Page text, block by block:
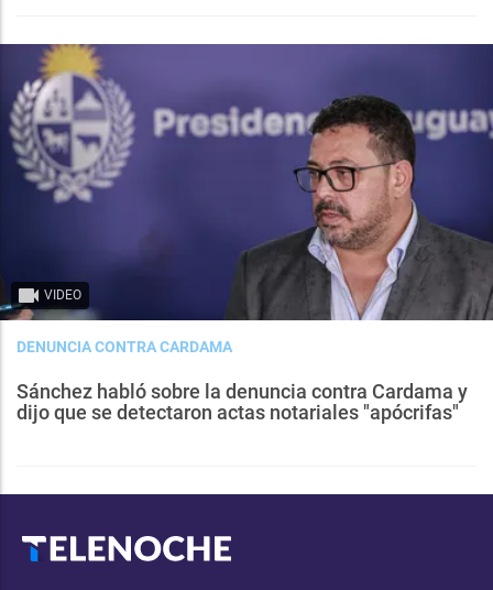
VIDEO
DENUNCIA CONTRA CARDAMA
Sánchez habló sobre la denuncia contra Cardama y
dijo que se detectaron actas notariales "apócrifas"